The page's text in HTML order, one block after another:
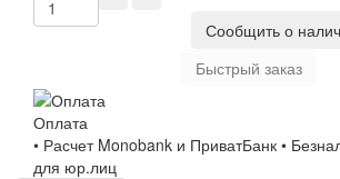
Сообщить о
Быстрый заказ
Оплата
• Расчет Monobank и ПриватБанк •
для юр.лиц